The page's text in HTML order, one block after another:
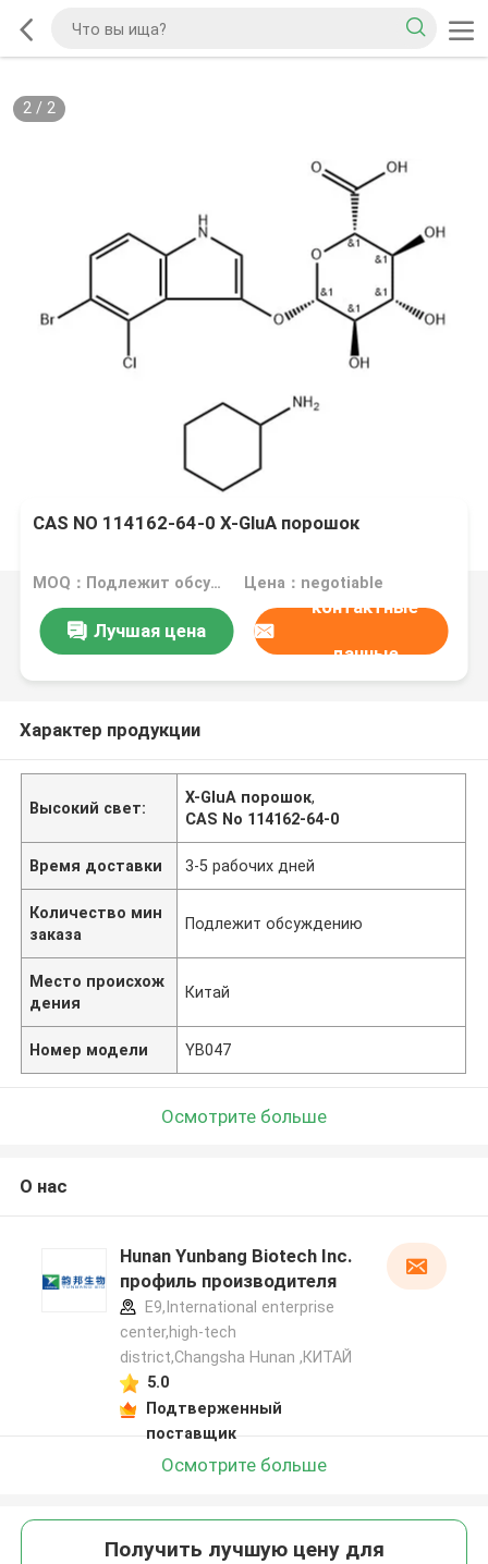
2/ 2
CAS NO 114162-64-0 X-GluA порошок
MOQ：Подлежит обсуждению Цена：negotiable
Лучшая цена
контактные
данные
Характер продукции
Высокий свет:
X-GluA порошок,
CAS No 114162-64-0
Время доставки 3-5 рабочих дней
Количество мин
заказа
Подлежит обсуждению
Место происхож
дения
Китай
Номер модели YB047
Осмотрите больше
О нас
Hunan Yunbang Biotech Inc.
профиль производителя
E9,International enterprise
center,high-tech
district,Changsha Hunan ,КИТАЙ
5.0
Подтверженный
поставщик
Осмотрите больше
Получить лучшую цену для